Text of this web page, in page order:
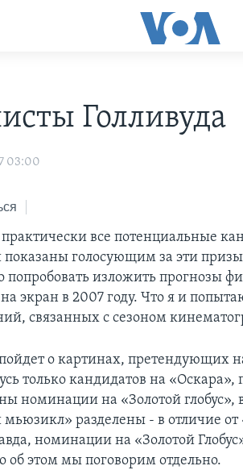
Голливуда
03:00
все потенциальные
голосующим за эти
попробовать изложить прогнозы
экран в 2007 году. Что я и
связанных с сезоном
о картинах, претендующих
только кандидатов на «Оскара»,
номинации на «Золотой
разделены - в отличие
номинации на «Золотой
об этом мы поговорим отдельно.